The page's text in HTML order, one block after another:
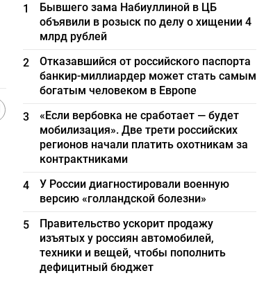
1
Бывшего зама Набиуллиной в ЦБ
объявили в розыск по делу о хищении 4
млрд рублей
2
Отказавшийся от российского паспорта
банкир-миллиардер может стать самым
богатым человеком в Европе
3
«Если вербовка не сработает — будет
мобилизация». Две трети российских
регионов начали платить охотникам за
контрактниками
4
У России диагностировали военную
версию «голландской болезни»
5
Правительство ускорит продажу
изъятых у россиян автомобилей,
техники и вещей, чтобы пополнить
дефицитный бюджет